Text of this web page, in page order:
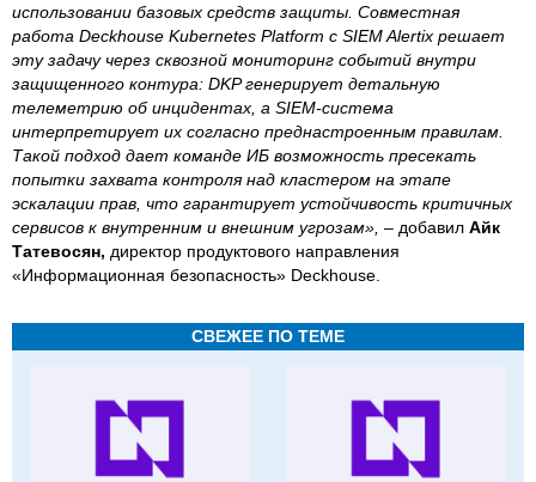
использовании базовых средств защиты. Совместная
работа Deckhouse Kubernetes Platform с SIEM Alertix решает
эту задачу через сквозной мониторинг событий внутри
защищенного контура: DKP генерирует детальную
телеметрию об инцидентах, а SIEM-система
интерпретирует их согласно преднастроенным правилам.
Такой подход дает команде ИБ возможность пресекать
попытки захвата контроля над кластером на этапе
эскалации прав, что гарантирует устойчивость критичных
сервисов к внутренним и внешним угрозам», – добавил Айк
Татевосян, директор продуктового направления
«Информационная безопасность» Deckhouse.
СВЕЖЕЕ ПО ТЕМЕ